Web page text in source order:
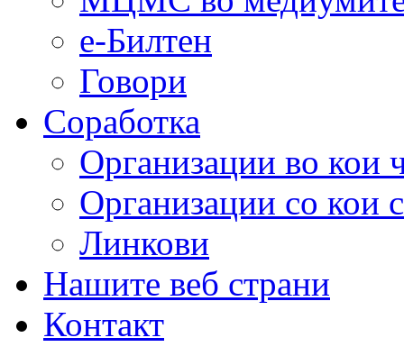
е-Билтен
Говори
Соработка
Организации во кои
Организации со кои
Линкови
Нашите веб страни
Контакт